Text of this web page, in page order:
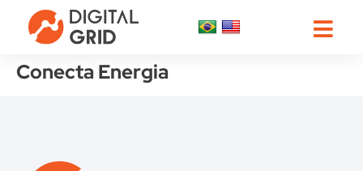
Conecta Energia